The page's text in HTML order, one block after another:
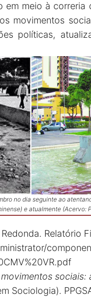
meio à
movimentos
políticas,
no dia seguinte ao
e atualmente (Acervo:
Relatório
sociais:
Sociologia).